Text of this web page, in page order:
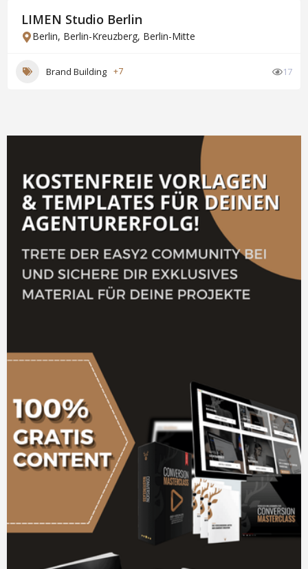
LIMEN Studio Berlin
Berlin, Berlin-Kreuzberg, Berlin-Mitte
Brand Building +7 17